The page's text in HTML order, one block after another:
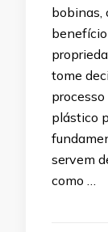
bobinas,
tome
plástico
servem
como …